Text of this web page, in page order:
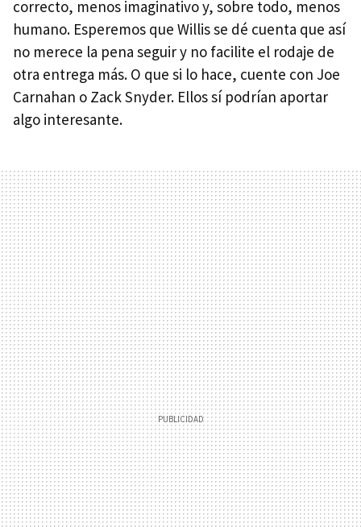
correcto, menos imaginativo y, sobre todo, menos
humano. Esperemos que Willis se dé cuenta que así
no merece la pena seguir y no facilite el rodaje de
otra entrega más. O que si lo hace, cuente con Joe
Carnahan o Zack Snyder. Ellos sí podrían aportar
algo interesante.